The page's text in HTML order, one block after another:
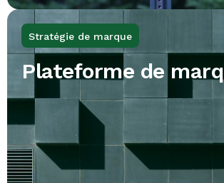
Stratégie de marque
Plateforme de